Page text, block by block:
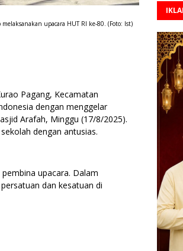
upacara HUT RI ke-80. (Foto: Ist)
Pagang, Kecamatan
dengan menggelar
Arafah, Minggu (17/8/2025).
dengan antusias.
upacara. Dalam
dan kesatuan di